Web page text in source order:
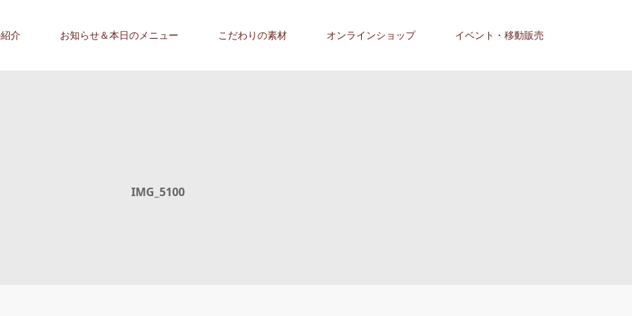
介 お知らせ＆本日のメニュー こだわりの素材 オンラインショップ イベント・移動販売
IMG_5100